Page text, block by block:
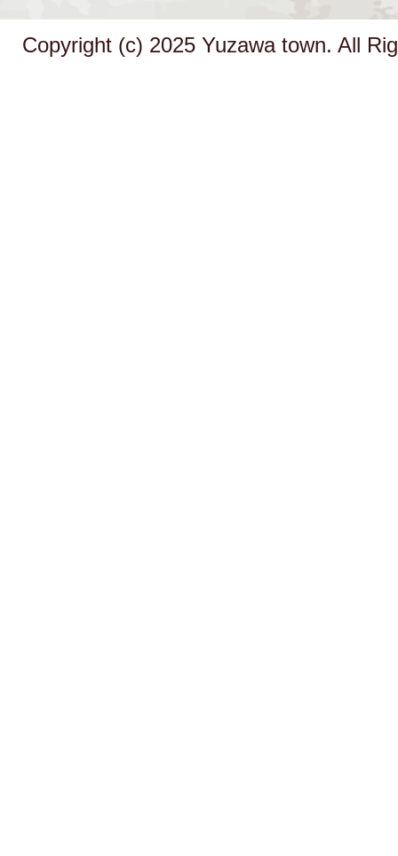
Copyright (c) 2025 Yuzawa town. All